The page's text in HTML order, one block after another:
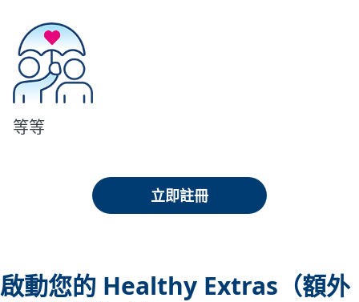
等等
立即註冊
啟動您的 Healthy Extras（額外